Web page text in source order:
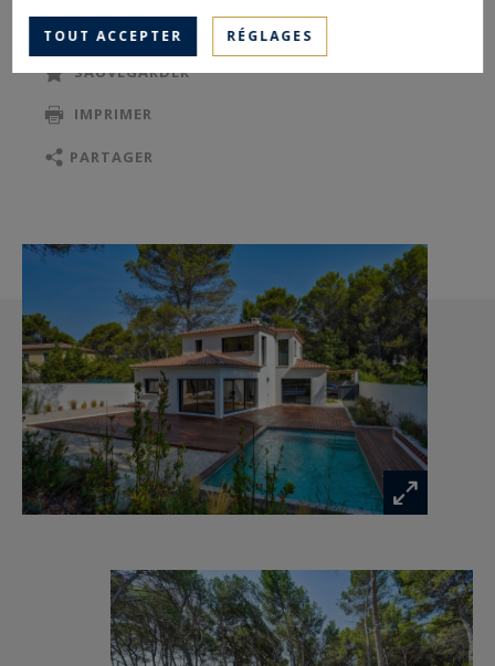
moderne entièrement équipée, prolongée par
un vaste salon convivial, idéal pour recevoir. La
superbes suites avec salle de bains et toilettes
privatives, ainsi que deux autres chambres
Pensée pour le bien-être en toute saison, la
maison est dotée d’un système de plancher
chauffant et rafraîchissant, complété par la
climatisation. Une cheminée vient parfaire
l’atmosphère chaleureuse des espaces de vie.
À l’extérieur, le jardin soigneusement aménagé
accueille une élégante piscine 8 x 4 mètres,
véritable invitation à la détente, ainsi qu’une
abri voiture pouvant accueillir deux véhicules
complètent les prestations.
SAUVEGARDER
IMPRIMER
PARTAGER
TOUT ACCEPTER RÉGLAGES